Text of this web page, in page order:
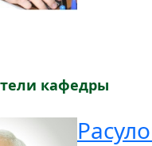
кафедры